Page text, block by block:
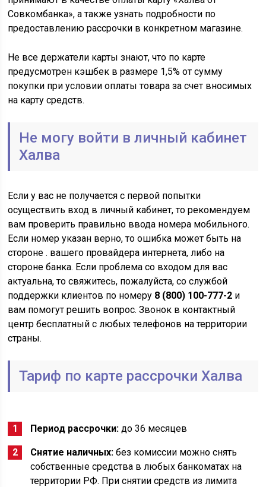
Совкомбанка», а также узнать подробности по
предоставлению рассрочки в конкретном магазине.
Не все держатели карты знают, что по карте
предусмотрен кэшбек в размере 1,5% от сумму
покупки при условии оплаты товара за счет вносимых
на карту средств.
Не могу войти в личный кабинет
Халва
Если у вас не получается с первой попытки
осуществить вход в личный кабинет, то рекомендуем
вам проверить правильно ввода номера мобильного.
Если номер указан верно, то ошибка может быть на
стороне . вашего провайдера интернета, либо на
стороне банка. Если проблема со входом для вас
актуальна, то свяжитесь, пожалуйста, со службой
поддержки клиентов по номеру 8 (800) 100-777-2 и
вам помогут решить вопрос. Звонок в контактный
центр бесплатный с любых телефонов на территории
страны.
Тариф по карте рассрочки Халва
Период рассрочки: до 36 месяцев
Снятие наличных: без комиссии можно снять
собственные средства в любых банкоматах на
территории РФ. При снятии средств из лимита